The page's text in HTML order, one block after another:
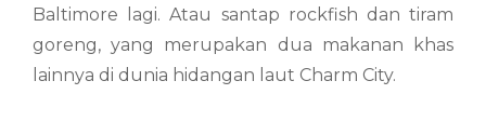
Baltimore lagi. Atau santap rockfish dan tiram
goreng, yang merupakan dua makanan khas
lainnya di dunia hidangan laut Charm City.